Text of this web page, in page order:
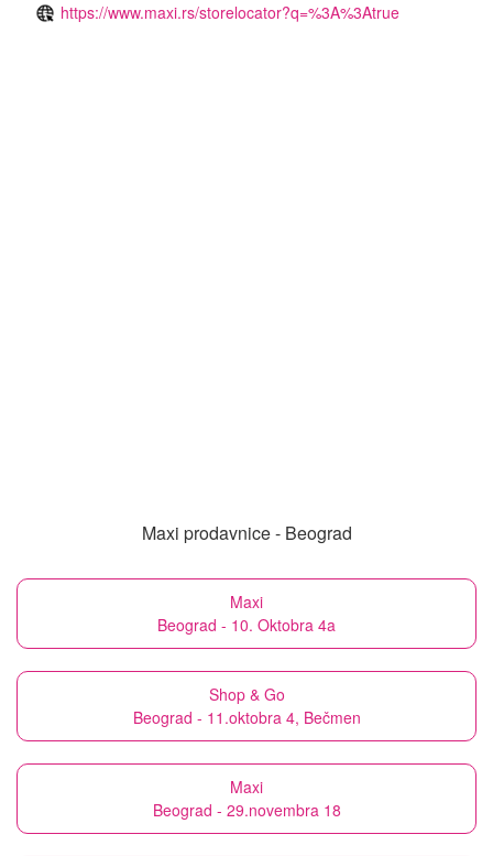
https://www.maxi.rs/storelocator?q=%3A%3Atrue
Maxi prodavnice - Beograd
Maxi
Beograd - 10. Oktobra 4a
Shop & Go
Beograd - 11.oktobra 4, Bečmen
Maxi
Beograd - 29.novembra 18